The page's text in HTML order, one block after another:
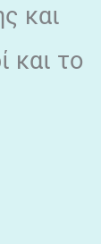
και
και το